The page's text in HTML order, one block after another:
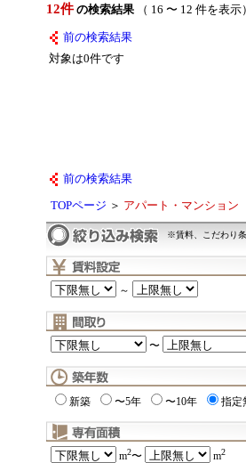
12件 の検索結果（ 16 〜 12 件を表示）
前の検索結果
対象は0件です
前の検索結果
TOPページ ＞ アパート・マンション
※賃料、こだわり
～
〜
新築 〜5年 〜10年 指定
m2〜 m2